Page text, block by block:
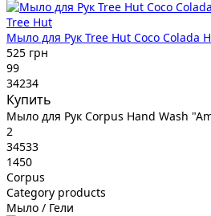
Tree Hut
Мыло для Рук Tree Hut Coco Colada
525 грн
99
34234
Купить
Мыло для Рук Corpus Hand Wash
2
34533
1450
Corpus
Category products
Мыло / Гели